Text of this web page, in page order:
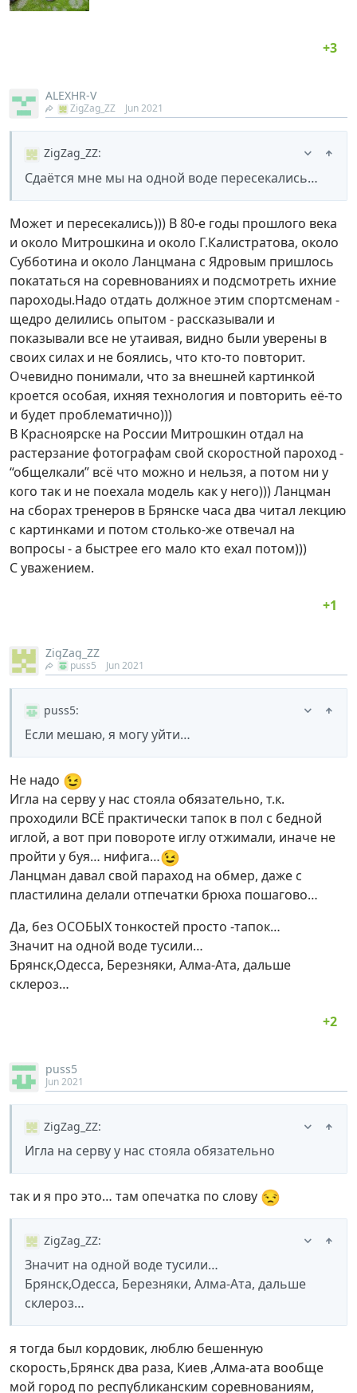
ALEXHR-V
ZigZag_ZZ Jun 2021
ZigZag_ZZ:
Сдаётся мне мы на одной воде пересекались…
Может и пересекались))) В 80-е годы прошлого века
и около Митрошкина и около Г.Калистратова, около
Субботина и около Ланцмана с Ядровым пришлось
покататься на соревнованиях и подсмотреть ихние
пароходы.Надо отдать должное этим спортсменам -
щедро делились опытом - рассказывали и
показывали все не утаивая, видно были уверены в
своих силах и не боялись, что кто-то повторит.
Очевидно понимали, что за внешней картинкой
кроется особая, ихняя технология и повторить её-то
и будет проблематично)))
В Красноярске на России Митрошкин отдал на
растерзание фотографам свой скоростной пароход -
“общелкали” всё что можно и нельзя, а потом ни у
кого так и не поехала модель как у него))) Ланцман
на сборах тренеров в Брянске часа два читал лекцию
с картинками и потом столько-же отвечал на
вопросы - а быстрее его мало кто ехал потом)))
С уважением.
ZigZag_ZZ
puss5 Jun 2021
puss5:
Если мешаю, я могу уйти…
Не надо 😉
Игла на серву у нас стояла обязательно, т.к.
проходили ВСЁ практически тапок в пол с бедной
иглой, а вот при повороте иглу отжимали, иначе не
пройти у буя… нифига…😉
Ланцман давал свой параход на обмер, даже с
пластилина делали отпечатки брюха пошагово…
Да, без ОСОБЫХ тонкостей просто -тапок…
Значит на одной воде тусили…
Брянск,Одесса, Березняки, Алма-Ата, дальше
склероз…
puss5
Jun 2021
ZigZag_ZZ:
Игла на серву у нас стояла обязательно
так и я про это… там опечатка по слову 😒
ZigZag_ZZ:
Значит на одной воде тусили…
Брянск,Одесса, Березняки, Алма-Ата, дальше
склероз…
я тогда был кордовик, люблю бешенную
скорость,Брянск два раза, Киев ,Алма-ата вообще
мой город по республиканским соревнованиям,